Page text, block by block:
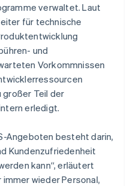
verwaltet. Laut
für technische
und
Vorkommnissen
großer Teil der
erledigt.
Angeboten besteht darin,
Kundenzufriedenheit
kann“, erläutert
immer wieder Personal,